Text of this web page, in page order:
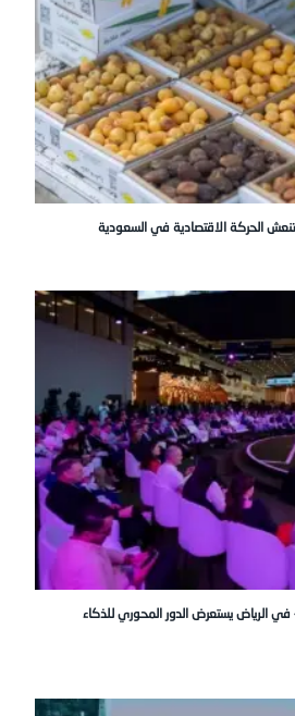
الحركة الاقتصادية في السعودية
«سيتي سكيب العالمي 2025» في الرياض يستعرض الدور المحوري للذكاء